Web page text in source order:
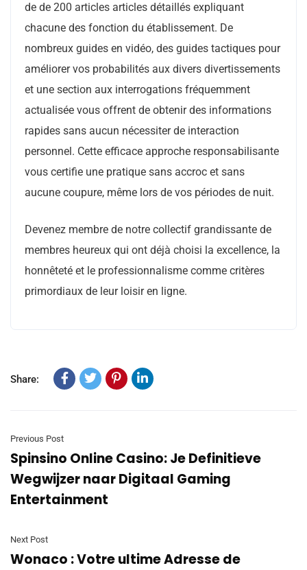
de de 200 articles articles détaillés expliquant
chacune des fonction du établissement. De
nombreux guides en vidéo, des guides tactiques pour
améliorer vos probabilités aux divers divertissements
et une section aux interrogations fréquemment
actualisée vous offrent de obtenir des informations
rapides sans aucun nécessiter de interaction
personnel. Cette efficace approche responsabilisante
vous certifie une pratique sans accroc et sans
aucune coupure, même lors de vos périodes de nuit.
Devenez membre de notre collectif grandissante de
membres heureux qui ont déjà choisi la excellence, la
honnêteté et le professionnalisme comme critères
primordiaux de leur loisir en ligne.
Share:
Previous Post
Spinsino Online Casino: Je Definitieve
Wegwijzer naar Digitaal Gaming
Entertainment
Next Post
Wonaco : Votre ultime Adresse de